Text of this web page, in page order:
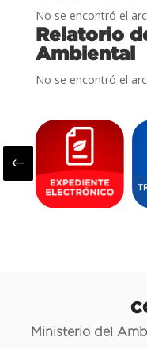
No se encontró el
Relatorio
Ambiental
No se encontró el
#
Ministerio del